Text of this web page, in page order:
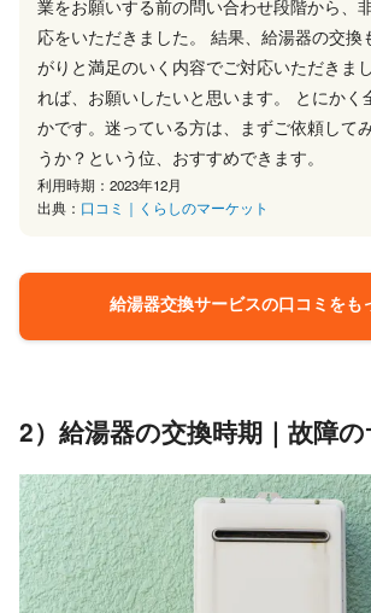
業をお願いする前の問い合わせ段階から、
応をいただきました。 結果、給湯器の交換
がりと満足のいく内容でご対応いただきま
れば、お願いしたいと思います。 とにかく
かです。迷っている方は、まずご依頼して
うか？という位、おすすめできます。
利用時期：2023年12月
出典： 口コミ｜くらしのマーケット
給湯器交換サービスの口コミをも
2）給湯器の交換時期｜故障